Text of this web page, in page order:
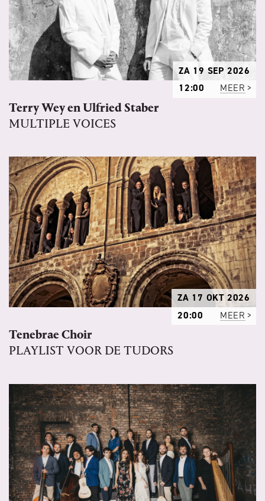
ZA 19 SEP 2026
12:00
MEER
Terry Wey en Ulfried Staber
MULTIPLE VOICES
ZA 17 OKT 2026
20:00
MEER
Tenebrae Choir
PLAYLIST VOOR DE TUDORS